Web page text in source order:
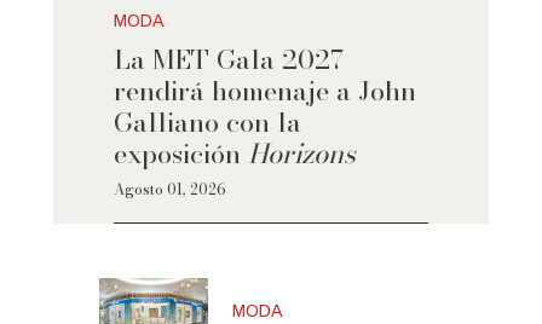
MODA
La MET Gala 2027
rendirá homenaje a John
Galliano con la
exposición Horizons
Agosto 01, 2026
MODA